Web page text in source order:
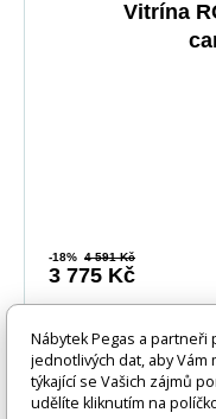
Vitrína
-18% 4 591 Kč
3 775 Kč
Nábytek Pegas a partneři
jednotlivých dat, aby
týkající se Vašich zájmů
udělíte kliknutím na